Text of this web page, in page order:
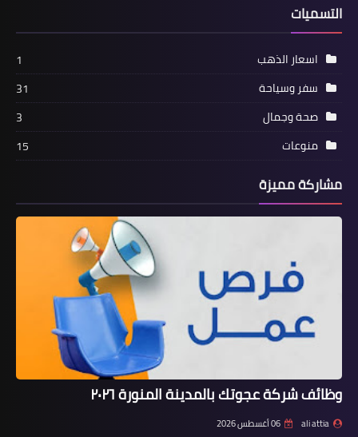
التسميات
اسعار الذهب
1
سفر وسياحة
31
صحة وجمال
3
منوعات
15
مشاركة مميزة
وظائف شركة عجوتك بالمدينة المنورة ٢٠٢٦
ali attia 06 أغسطس 2026